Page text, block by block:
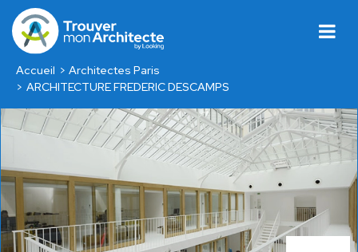
Accueil
Architectes Paris
ARCHITECTURE FREDERIC DESCAMPS